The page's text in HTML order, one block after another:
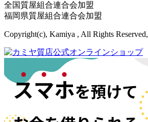
全国質屋組合連合会加盟
福岡県質屋組合連合会加盟
Copyright(c), Kamiya , All Rights Reserved,